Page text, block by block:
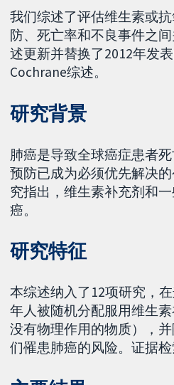
我们综述了评估维生素或
防、死亡率和不良事件之
述更新并替换了2012年发
Cochrane综述。
研究背景
肺癌是导致全球癌症患者
预防已成为必须优先解决
究指出，维生素补充剂和
癌。
研究特征
本综述纳入了12项研究，
年人被随机分配服用维生
没有物理作用的物质），
们罹患肺癌的风险。证据检